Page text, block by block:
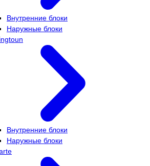
Внутренние блоки
Наружные блоки
Внутренние блоки
Наружные блоки